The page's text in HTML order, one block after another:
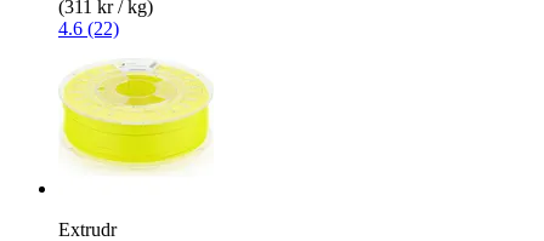
(311 kr / kg)
4.6 (22)
Extrudr